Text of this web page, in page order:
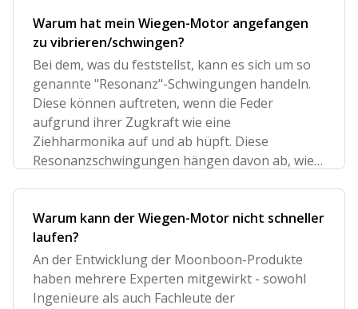
Warum hat mein Wiegen-Motor angefangen
zu vibrieren/schwingen?
Bei dem, was du feststellst, kann es sich um so
genannte "Resonanz"-Schwingungen handeln.
Diese können auftreten, wenn die Feder
aufgrund ihrer Zugkraft wie eine
Ziehharmonika auf und ab hüpft. Diese
Resonanzschwingungen hängen davon ab, wie
Warum kann der Wiegen-Motor nicht schneller
laufen?
An der Entwicklung der Moonboon-Produkte
haben mehrere Experten mitgewirkt - sowohl
Ingenieure als auch Fachleute der